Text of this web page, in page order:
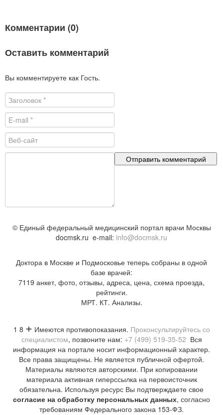
Комментарии (0)
Оставить комментарий
Вы комментируете как Гость.
© Единый федеральный медицинский портал врачи Москвы
docmsk.ru e-mail: info@docmsk.ru
Доктора в Москве и Подмосковье теперь собраны в одной
базе врачей:
7119 анкет, фото, отзывы, адреса, цена, схема проезда,
рейтинги.
МРТ. КТ. Анализы.
1 8 + Имеются противопоказания. Проконсультируйтесь со
специалистом, позвоните нам: +7 (499) 519-35-52 Вся
информация на портале носит информационный характер.
Все права защищены. Не является публичной офертой.
Материалы являются авторскими. При копировании
материала активная гиперссылка на первоисточник
обязательна. Используя ресурс Вы подтверждаете свое
согласие на обработку персональных данных, согласно
требованиям Федерального закона 153-ФЗ.